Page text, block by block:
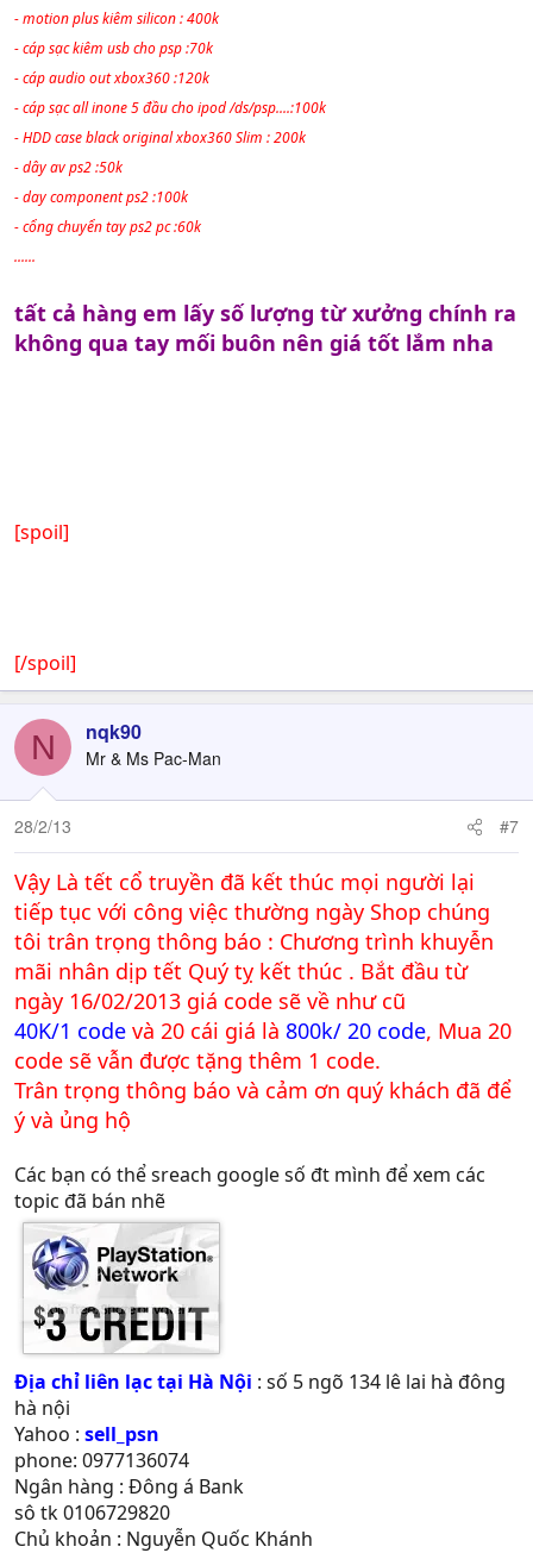
- motion plus kiêm silicon : 400k
- cáp sạc kiêm usb cho psp :70k
- cáp audio out xbox360 :120k
- cáp sạc all inone 5 đầu cho ipod /ds/psp....:100k
- HDD case black original xbox360 Slim : 200k
- dây av ps2 :50k
- day component ps2 :100k
- cổng chuyển tay ps2 pc :60k
......
tất cả hàng em lấy số lượng từ xưởng chính ra
không qua tay mối buôn nên giá tốt lắm nha
[spoil]
[/spoil]
N nqk90
Mr & Ms Pac-Man
28/2/13 #7
Vậy Là tết cổ truyền đã kết thúc mọi người lại
tiếp tục với công việc thường ngày Shop chúng
tôi trân trọng thông báo : Chương trình khuyễn
mãi nhân dịp tết Quý tỵ kết thúc . Bắt đầu từ
ngày 16/02/2013 giá code sẽ về như cũ
40K/1 code và 20 cái giá là 800k/ 20 code, Mua 20
code sẽ vẫn được tặng thêm 1 code.
Trân trọng thông báo và cảm ơn quý khách đã để
ý và ủng hộ
Các bạn có thể sreach google số đt mình để xem các
topic đã bán nhẽ
Địa chỉ liên lạc tại Hà Nội : số 5 ngõ 134 lê lai hà đông
hà nội
Yahoo : sell_psn
phone: 0977136074
Ngân hàng : Đông á Bank
sô tk 0106729820
Chủ khoản : Nguyễn Quốc Khánh